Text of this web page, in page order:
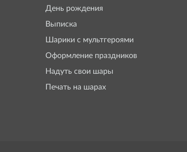
День рождения
Выписка
Шарики с мультгероями
Оформление праздников
Надуть свои шары
Печать на шарах